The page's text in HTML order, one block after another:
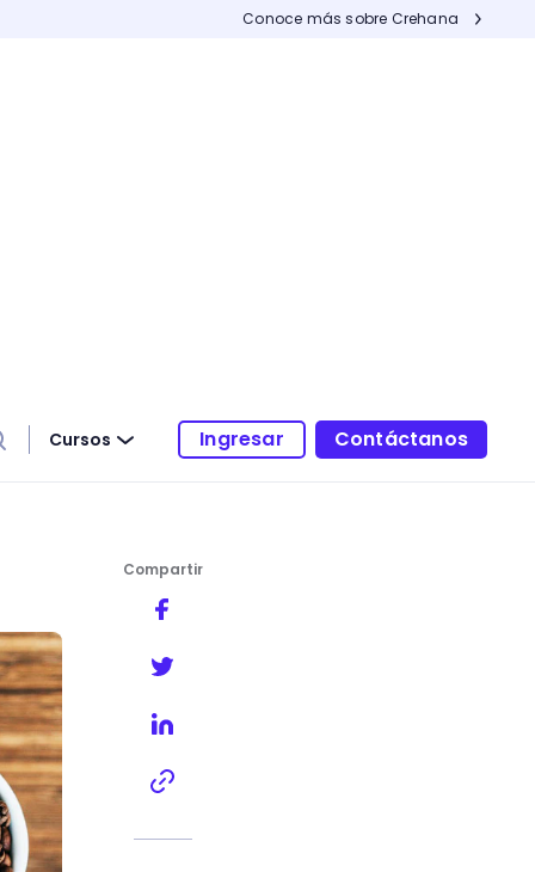
Conoce más sobre Crehana
Cursos Ingresar Contáctanos
Compartir